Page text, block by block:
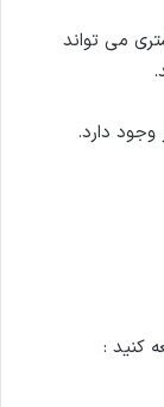
می تواند
دارد.
کنید :